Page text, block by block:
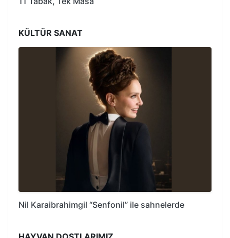
KÜLTÜR SANAT
Nil Karaibrahimgil “Senfonil” ile sahnelerde